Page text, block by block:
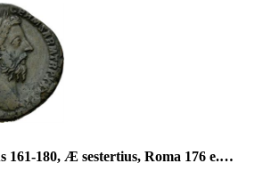
Roma 176 e.Kr. R: Clementia stående mot venstre